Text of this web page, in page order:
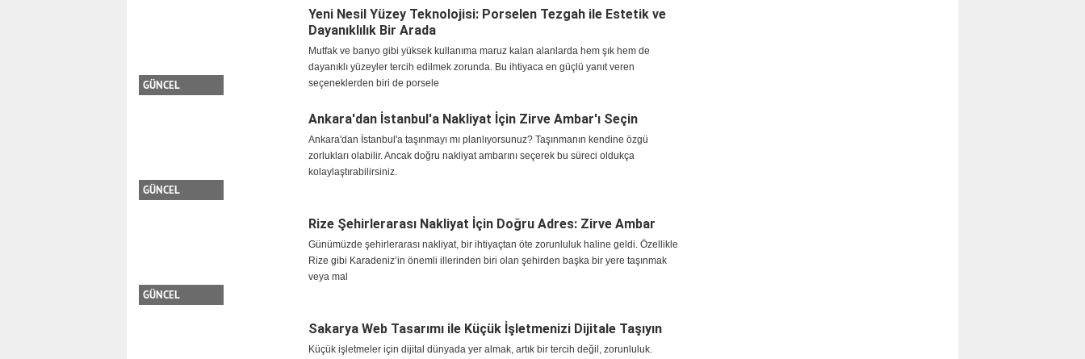
GÜNCEL
Yeni Nesil Yüzey Teknolojisi: Porselen Tezgah ile Estetik ve
Dayanıklılık Bir Arada
Mutfak ve banyo gibi yüksek kullanıma maruz kalan alanlarda hem şık hem de
dayanıklı yüzeyler tercih edilmek zorunda. Bu ihtiyaca en güçlü yanıt veren
seçeneklerden biri de porsele
GÜNCEL
Ankara'dan İstanbul'a Nakliyat İçin Zirve Ambar'ı Seçin
Ankara'dan İstanbul'a taşınmayı mı planlıyorsunuz? Taşınmanın kendine özgü
zorlukları olabilir. Ancak doğru nakliyat ambarını seçerek bu süreci oldukça
kolaylaştırabilirsiniz.
GÜNCEL
Rize Şehirlerarası Nakliyat İçin Doğru Adres: Zirve Ambar
Günümüzde şehirlerarası nakliyat, bir ihtiyaçtan öte zorunluluk haline geldi. Özellikle
Rize gibi Karadeniz’in önemli illerinden biri olan şehirden başka bir yere taşınmak
veya mal
Sakarya Web Tasarımı ile Küçük İşletmenizi Dijitale Taşıyın
Küçük işletmeler için dijital dünyada yer almak, artık bir tercih değil, zorunluluk.